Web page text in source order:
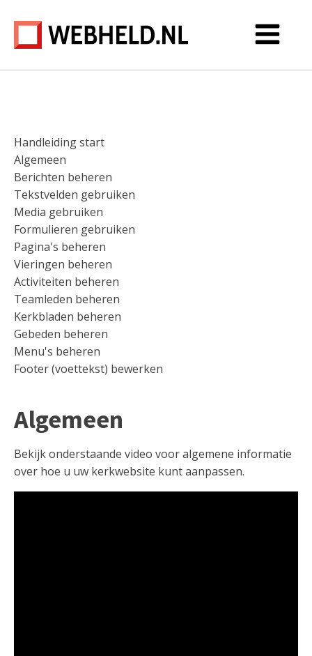
Handleiding start
Algemeen
Berichten beheren
Tekstvelden gebruiken
Media gebruiken
Formulieren gebruiken
Pagina's beheren
Vieringen beheren
Activiteiten beheren
Teamleden beheren
Kerkbladen beheren
Gebeden beheren
Menu's beheren
Footer (voettekst) bewerken
Algemeen
Bekijk onderstaande video voor algemene informatie
over hoe u uw kerkwebsite kunt aanpassen.